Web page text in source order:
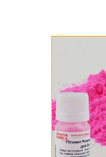
Хеллоуин (Halloween)